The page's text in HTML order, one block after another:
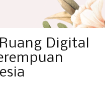
Digital